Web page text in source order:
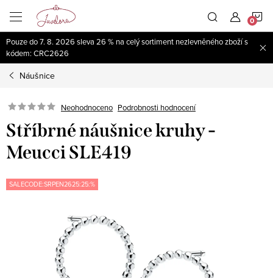
obsah
Pouze do 7. 8. 2026 sleva 26 % na celý sortiment nezlevněného zboží s
kódem: CRC2626
Náušnice
Neohodnoceno Podrobnosti hodnocení
Stříbrné náušnice kruhy -
Meucci SLE419
SALECODE:SRPEN2625:25:%